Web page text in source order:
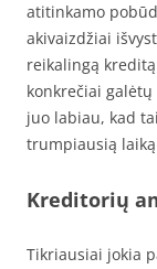
atitinkamo
akivaizdžiai
reikalingą
konkrečiai
juo labiau, kad
trumpiausią
Kreditorių
Tikriausiai jokia